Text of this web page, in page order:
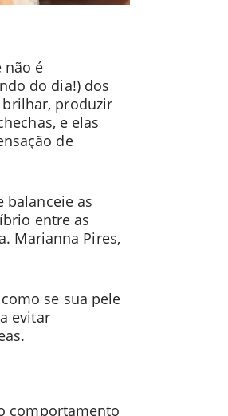
não é
do dia!) dos
brilhar, produzir
e elas
de
balanceie as
entre as
Marianna Pires,
se sua pele
evitar
comportamento